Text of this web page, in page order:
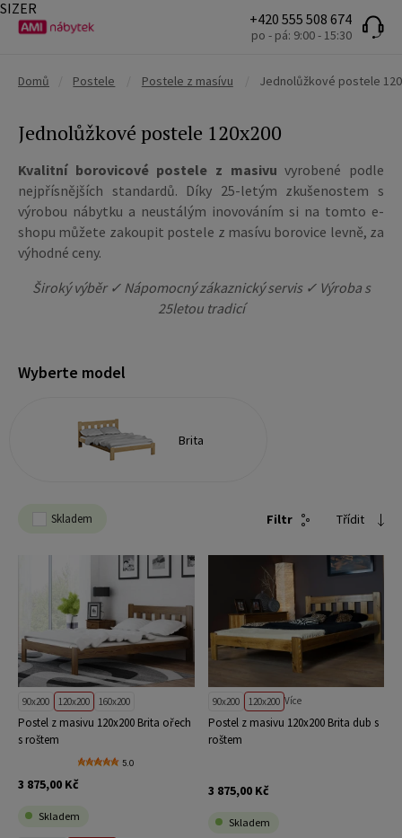
+420 555 508 674
po - pá: 9:00 - 15:30
Domů Postele Postele z masívu Jednolůžkové postele
Jednolůžkové postele 120x200
Kvalitní borovicové postele z masivu vyrobené podle
nejpřísnějších standardů. Díky 25-letým zkušenostem s
výrobou nábytku a neustálým inovováním si na tomto e-
shopu můžete zakoupit postele z masívu borovice levně, za
výhodné ceny.
Široký výběr ✓ Nápomocný zákaznický servis ✓ Výroba s
25letou tradicí
Wyberte model
Brita
Skladem Filtr Třídit
90x200 120x200 160x200
Postel z masivu 120x200 Brita ořech
s roštem
5.0
3 875,00 Kč
Skladem
90x200 120x200 Více
Postel z masivu 120x200 Brita dub s
roštem
3 875,00 Kč
Skladem
SIZER